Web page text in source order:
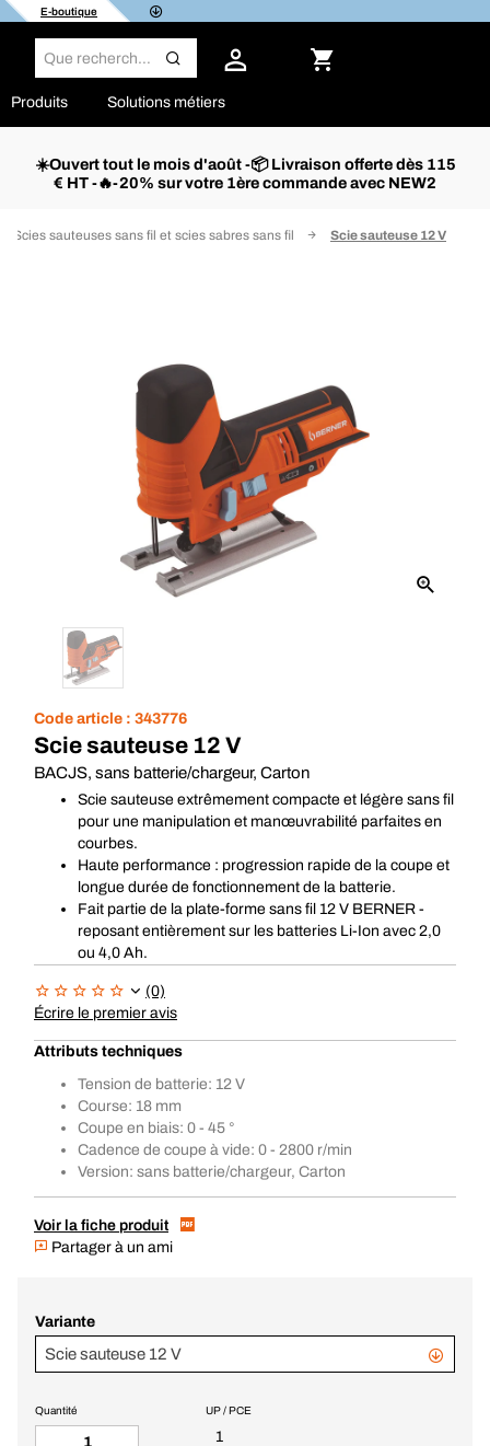
E-boutique
Produits Solutions métiers
☀️Ouvert tout le mois d'août -📦 Livraison offerte dès 115
€ HT -🔥-20% sur votre 1ère commande avec NEW2
Scies sauteuses sans fil et scies sabres sans fil Scie sauteuse 12 V
Code article : 343776
Scie sauteuse 12 V
BACJS, sans batterie/chargeur, Carton
Scie sauteuse extrêmement compacte et légère sans fil
pour une manipulation et manœuvrabilité parfaites en
courbes.
Haute performance : progression rapide de la coupe et
longue durée de fonctionnement de la batterie.
Fait partie de la plate-forme sans fil 12 V BERNER -
reposant entièrement sur les batteries Li-Ion avec 2,0
ou 4,0 Ah.
(0)
Écrire le premier avis
Attributs techniques
Tension de batterie: 12 V
Course: 18 mm
Coupe en biais: 0 - 45 °
Cadence de coupe à vide: 0 - 2800 r/min
Version: sans batterie/chargeur, Carton
Voir la fiche produit
Partager à un ami
Variante
Scie sauteuse 12 V
UP / PCE
1
Quantité